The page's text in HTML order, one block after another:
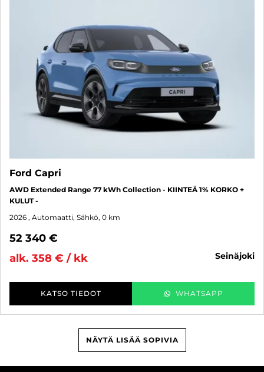
Ford Capri
AWD Extended Range 77 kWh Collection - KIINTEÄ 1% KORKO +
KULUT -
2026 , Automaatti, Sähkö, 0 km
52 340 €
alk. 358 € / kk
seinäjoki
KATSO TIEDOT WHATSAPP
NÄYTÄ LISÄÄ SOPIVIA